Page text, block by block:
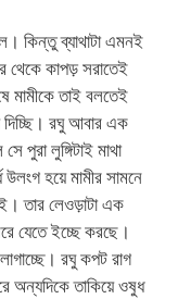
কিন্তু ব্যাথাটা এমনই
থেকে কাপড় সরাতেই
মামীকে তাই বলতেই
রঘু আবার এক
পুরা লুঙ্গিটাই মাথা
হয়ে মামীর সামনে
তার লেওড়াটা এক
যেতে ইচ্ছে করছে।
রঘু কপট রাগ
অন্যদিকে তাকিয়ে ওষুধ